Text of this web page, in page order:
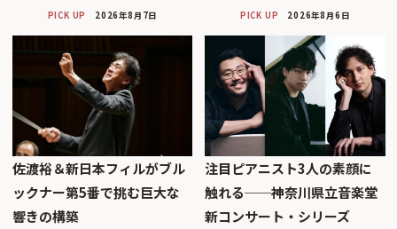
PICK UP 2026年8月7日 PICK UP 2026年8月6日
佐渡裕＆新日本フィルがブル
ックナー第5番で挑む巨大な
響きの構築
注目ピアニスト3人の素顔に
触れる──神奈川県立音楽堂
新コンサート・シリーズ